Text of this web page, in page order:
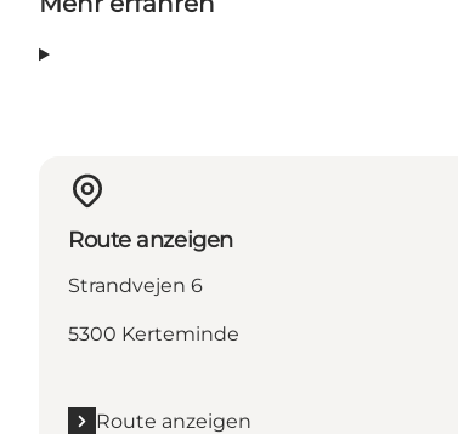
Route anzeigen
Strandvejen 6
5300 Kerteminde
Route anzeigen